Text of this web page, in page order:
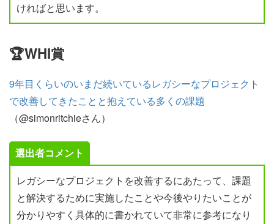
ければと思います。
🏆WHI賞
9年目くらいのいまだ続いているレガシーなプロジェクト
で改善してきたことと抱えている多くの課題
（@simonritchieさん）
選出者コメント
レガシーなプロジェクトを改善するにあたって、課題
と解決するために実施したことや今後やりたいことが
分かりやすく具体的に書かれていて非常に参考になり